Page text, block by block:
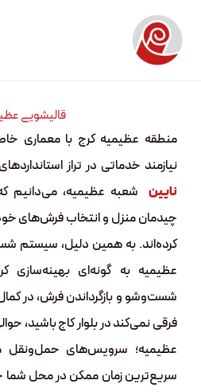
محتوا
قالیشویی
منطقه عظیمیه کرج با معماری
نیازمند خدماتی در تراز
نایین شعبه عظیمیه، می‌دانیم
چیدمان منزل و انتخاب فرش‌های
کرده‌اند. به همین دلیل، سیستم
عظیمیه به گونه‌ای بهینه‌سازی
شست‌وشو و بازگرداندن فرش، در
فرقی نمی‌کند در بلوار کاج باشید،
عظیمیه؛ سرویس‌های حمل‌ونقل
سریع‌ترین زمان ممکن در محل شما